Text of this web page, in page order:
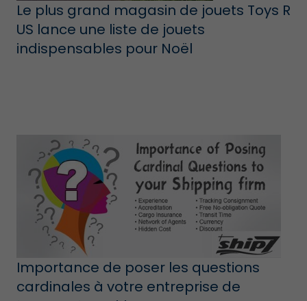
Le plus grand magasin de jouets Toys R
US lance une liste de jouets
indispensables pour Noël
Importance de poser les questions
cardinales à votre entreprise de